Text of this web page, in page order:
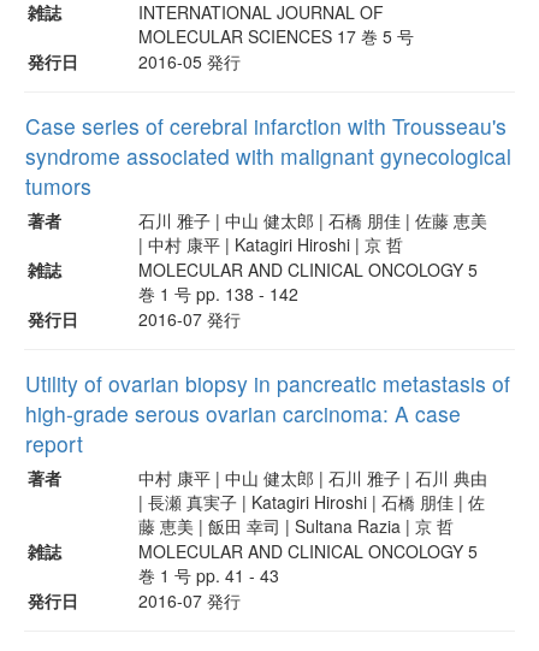
雑誌
INTERNATIONAL JOURNAL OF
MOLECULAR SCIENCES 17 巻 5 号
発行日
2016-05 発行
Case series of cerebral infarction with Trousseau's
syndrome associated with malignant gynecological
tumors
著者
石川 雅子 | 中山 健太郎 | 石橋 朋佳 | 佐藤 恵美
| 中村 康平 | Katagiri Hiroshi | 京 哲
雑誌
MOLECULAR AND CLINICAL ONCOLOGY 5
巻 1 号 pp. 138 - 142
発行日
2016-07 発行
Utility of ovarian biopsy in pancreatic metastasis of
high-grade serous ovarian carcinoma: A case
report
著者
中村 康平 | 中山 健太郎 | 石川 雅子 | 石川 典由
| 長瀬 真実子 | Katagiri Hiroshi | 石橋 朋佳 | 佐
藤 恵美 | 飯田 幸司 | Sultana Razia | 京 哲
雑誌
MOLECULAR AND CLINICAL ONCOLOGY 5
巻 1 号 pp. 41 - 43
発行日
2016-07 発行